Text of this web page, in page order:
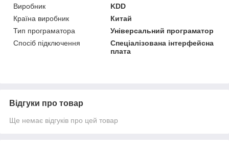
Виробник
KDD
Країна виробник
Китай
Тип програматора
Універсальний програматор
Спосіб підключення
Спеціалізована інтерфейсна
плата
Відгуки про товар
Ще немає відгуків про цей товар